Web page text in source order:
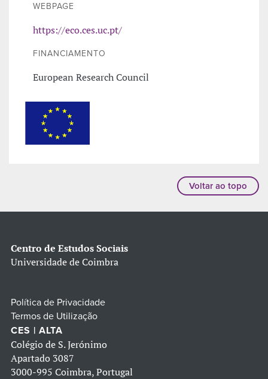
WEBPAGE
https://eco.ces.uc.pt/
FINANCIAMENTO
European Research Council
Voltar ao topo
Centro de Estudos Sociais
Universidade de Coimbra
Política de Privacidade
Termos de Utilização
CES | ALTA
Colégio de S. Jerónimo
Apartado 3087
3000-995 Coimbra, Portugal